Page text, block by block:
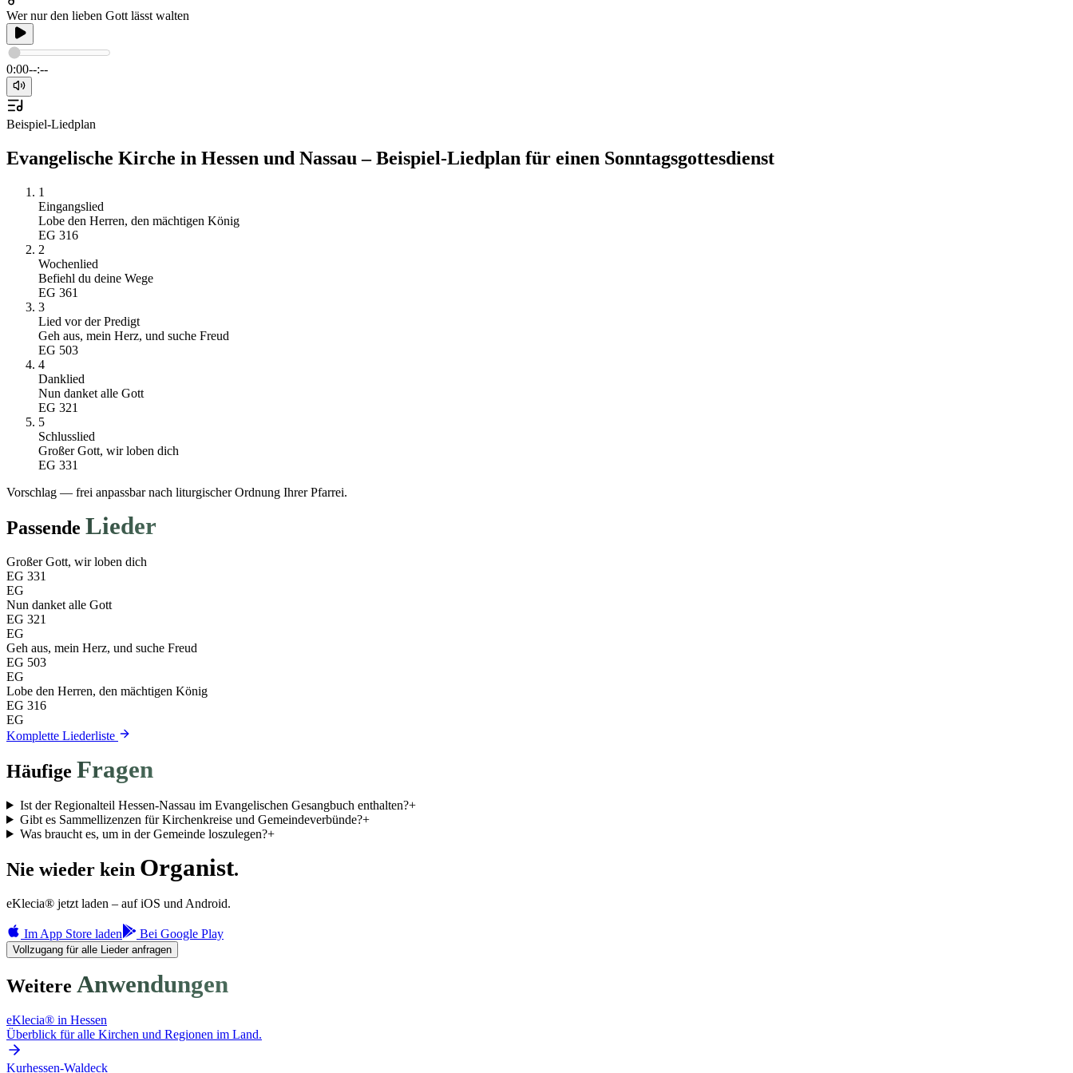
Wer nur den lieben Gott lässt walten
0:00--:--
Beispiel-Liedplan
Evangelische Kirche in Hessen und Nassau – Beispiel-Liedplan für einen Sonntagsgottesdienst
1
Eingangslied
Lobe den Herren, den mächtigen König
EG 316
2
Wochenlied
Befiehl du deine Wege
EG 361
3
Lied vor der Predigt
Geh aus, mein Herz, und suche Freud
EG 503
4
Danklied
Nun danket alle Gott
EG 321
5
Schlusslied
Großer Gott, wir loben dich
EG 331
Vorschlag — frei anpassbar nach liturgischer Ordnung Ihrer Pfarrei.
Passende Lieder
Großer Gott, wir loben dich
EG 331
EG
Nun danket alle Gott
EG 321
EG
Geh aus, mein Herz, und suche Freud
EG 503
EG
Lobe den Herren, den mächtigen König
EG 316
EG
Komplette Liederliste
Häufige Fragen
Ist der Regionalteil Hessen-Nassau im Evangelischen Gesangbuch enthalten?+
Gibt es Sammellizenzen für Kirchenkreise und Gemeindeverbünde?+
Was braucht es, um in der Gemeinde loszulegen?+
Nie wieder kein Organist.
eKlecia® jetzt laden – auf iOS und Android.
Im App Store laden Bei Google Play
Vollzugang für alle Lieder anfragen
Weitere Anwendungen
eKlecia® in Hessen
Überblick für alle Kirchen und Regionen im Land.
Kurhessen-Waldeck